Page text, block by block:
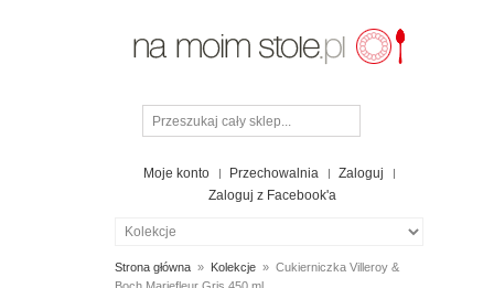
Moje konto Przechowalnia
Zaloguj
Zaloguj z Facebook'a
Strona główna » Kolekcje » Cukierniczka Villeroy &